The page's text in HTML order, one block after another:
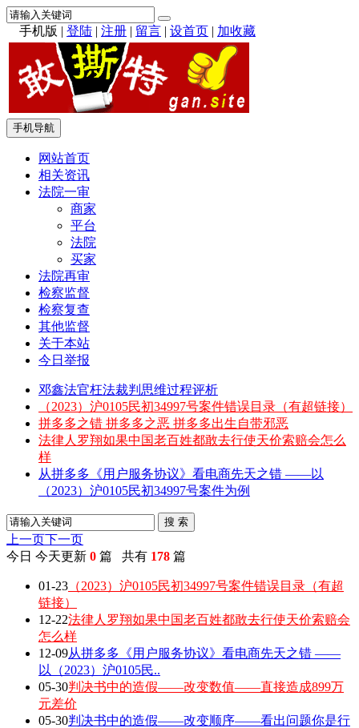
手机版 | 登陆 | 注册 | 留言 | 设首页 | 加收藏
手机导航
网站首页
相关资讯
法院一审
商家
平台
法院
买家
法院再审
检察监督
检察复查
其他监督
关于本站
今日举报
邓鑫法官枉法裁判思维过程评析
（2023）沪0105民初34997号案件错误目录（有超链接）
拼多多之错 拼多多之恶 拼多多出生自带邪恶
法律人罗翔如果中国老百姓都敢去行使天价索赔会怎么
样
从拼多多《用户服务协议》看电商先天之错 ——以
（2023）沪0105民初34997号案件为例
搜 索
上一页下一页
今日 今天更新 0 篇 共有 178 篇
01-23 （2023）沪0105民初34997号案件错误目录（有超
链接）
12-22法律人罗翔如果中国老百姓都敢去行使天价索赔会
怎么样
12-09从拼多多《用户服务协议》看电商先天之错 ——
以（2023）沪0105民..
05-30判决书中的造假——改变数值——直接造成899万
元差价
05-30判决书中的造假——改变顺序——看出问题你是行